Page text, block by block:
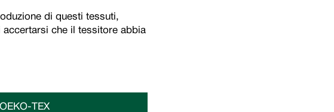
di questi tessuti,
che il tessitore abbia
TEX